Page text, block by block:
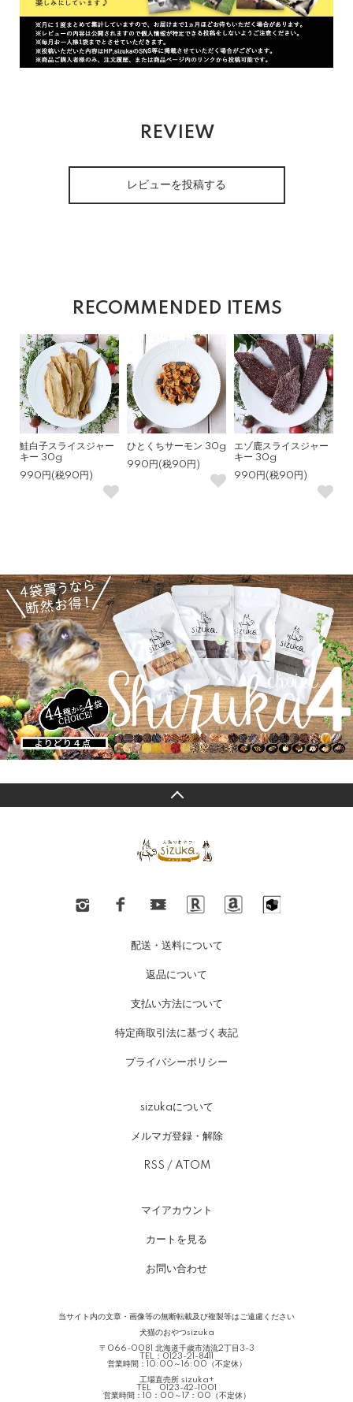
REVIEW
レビューを投稿する
RECOMMENDED ITEMS
鮭白子スライスジャー
キー 30g
990円(税90円)
ひとくちサーモン 30g
990円(税90円)
エゾ鹿スライスジャー
キー 30g
990円(税90円)
配送・送料について
返品について
支払い方法について
特定商取引法に基づく表記
プライバシーポリシー
sizukaについて
メルマガ登録・解除
RSS / ATOM
マイアカウント
カートを見る
お問い合わせ
当サイト内の文章・画像等の無断転載及び複製等はご遠慮ください
犬猫のおやつsizuka
〒066-0081 北海道千歳市清流2丁目3-3
TEL：0123-21-8411
営業時間：10:00～16:00（不定休）
工場直売所 sizuka+
TEL 0123-42-1001
営業時間：10：00～17：00（不定休）